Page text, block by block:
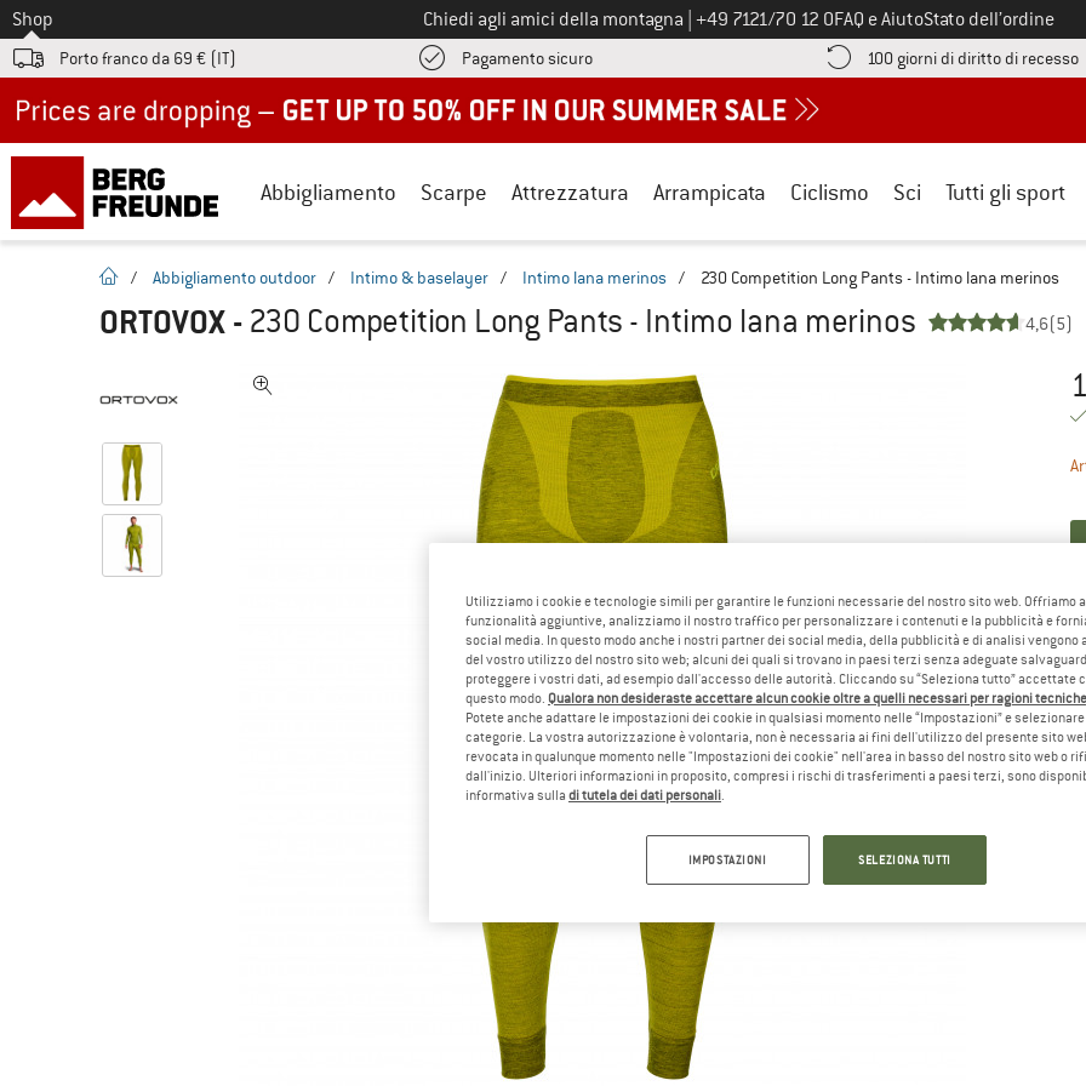
Allo
Shop Chiedi agli amici della montagna Chiamaci al numero
+49 7121/70 12 0FAQ e AiutoStato dell’ordine
Porto franco da 69 € (IT) Pagamento sicuroQui trovi le informazioni di pagamento! Si apre in una casella
100 giorni di diritto di recesso
Abbigliamento Scarpe Attrezzatura Arrampicata Ciclismo Sci Tutti gli sport
pagina iniziale
/ Abbigliamento outdoor / Intimo & baselayer / Intimo lana merinos / 230 Competition Long Pants - Intimo lana merinos
ORTOVOX - 230 Competition Long Pants - Intimo lana merinos 4,6(5)
Utilizziamo i cookie e tecnologie simili per garantire le funzioni necessarie del nostro sito web. Offriamo
funzionalità aggiuntive, analizziamo il nostro traffico per personalizzare i contenuti e la pubblicità e
social media. In questo modo anche i nostri partner dei social media, della pubblicità e di analisi vengono
del vostro utilizzo del nostro sito web; alcuni dei quali si trovano in paesi terzi senza adeguate
proteggere i vostri dati, ad esempio dall'accesso delle autorità. Cliccando su “Seleziona tutto” accettate
questo modo. Qualora non desideraste accettare alcun cookie oltre a quelli necessari per ragioni
Potete anche adattare le impostazioni dei cookie in qualsiasi momento nelle “Impostazioni” e
categorie. La vostra autorizzazione è volontaria, non è necessaria ai fini dell'utilizzo del presente sito
revocata in qualunque momento nelle "Impostazioni dei cookie" nell'area in basso del nostro sito web o
dall'inizio. Ulteriori informazioni in proposito, compresi i rischi di trasferimenti a paesi terzi, sono
informativa sulla di tutela dei dati personali.
IMPOSTAZIONI SELEZIONA TUTTI